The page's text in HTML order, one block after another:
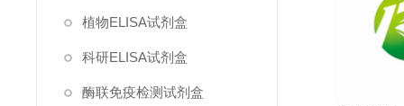
植物ELISA试剂盒
科研ELISA试剂盒
酶联免疫检测试剂盒